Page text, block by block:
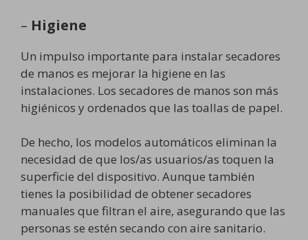
– Higiene
Un impulso importante para instalar secadores
de manos es mejorar la higiene en las
instalaciones. Los secadores de manos son más
higiénicos y ordenados que las toallas de papel.
De hecho, los modelos automáticos eliminan la
necesidad de que los/as usuarios/as toquen la
superficie del dispositivo. Aunque también
tienes la posibilidad de obtener secadores
manuales que filtran el aire, asegurando que las
personas se estén secando con aire sanitario.